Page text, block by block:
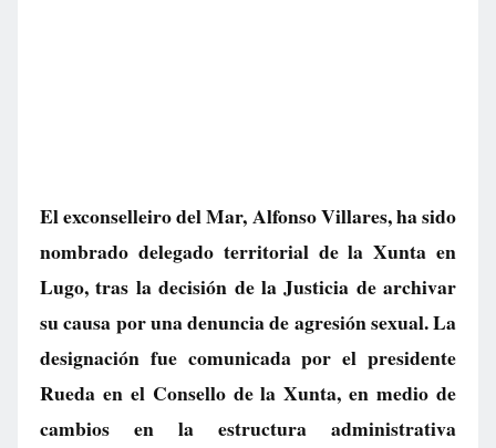
El exconselleiro del Mar, Alfonso Villares, ha sido
nombrado delegado territorial de la Xunta en
Lugo, tras la decisión de la Justicia de archivar
su causa por una denuncia de agresión sexual. La
designación fue comunicada por el presidente
Rueda en el Consello de la Xunta, en medio de
cambios en la estructura administrativa